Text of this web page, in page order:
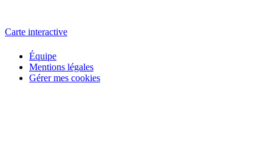
Carte interactive
Équipe
Mentions légales
Gérer mes cookies